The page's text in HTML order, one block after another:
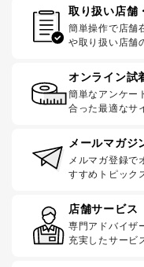
取り扱い店舗
簡単操作で店舗
や取り扱い店舗
オンライン試
簡単なアンケー
合った最適なサ
メールマガジ
メルマガ登録で
すすめトピック
店舗サービス
専門アドバイザ
充実したサービ